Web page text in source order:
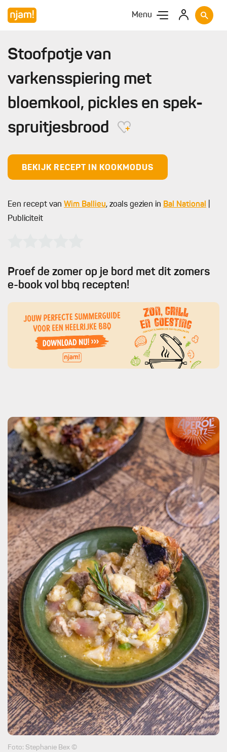
Menu
Foto: Stephanie Bex ©
Stoofpotje van
varkensspiering met
bloemkool, pickles en spek-
spruitjesbrood
BEKIJK RECEPT IN KOOKMODUS
Een recept van Wim Ballieu, zoals gezien in Bal National
Publiciteit
Proef de zomer op je bord met dit zomers
e-book vol bbq recepten!